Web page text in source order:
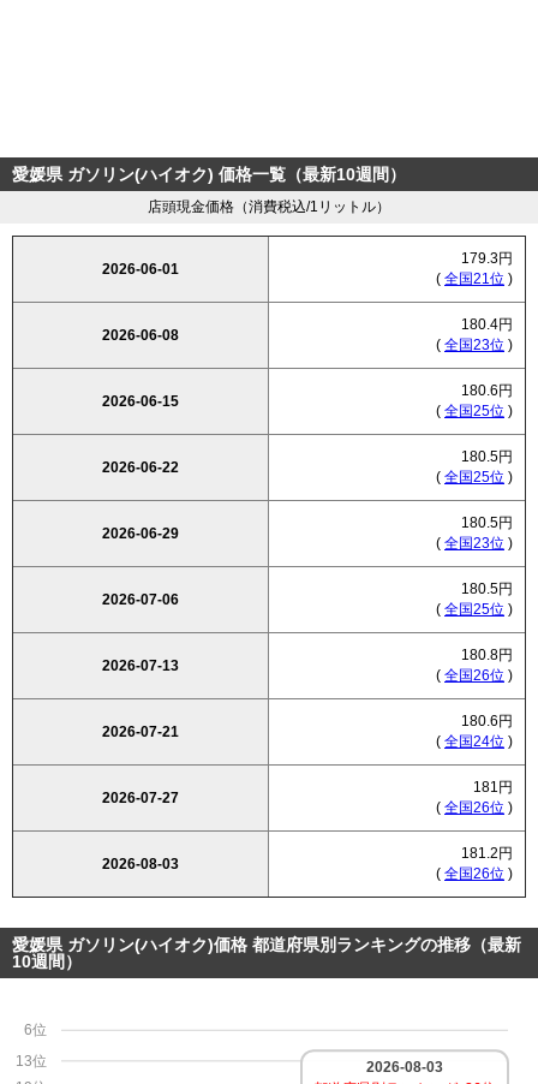
愛媛県 ガソリン(ハイオク) 価格一覧（最新10週間）
店頭現金価格（消費税込/1リットル）
2026-06-01
179.3円
( 全国21位 )
2026-06-08
180.4円
( 全国23位 )
2026-06-15
180.6円
( 全国25位 )
2026-06-22
180.5円
( 全国25位 )
2026-06-29
180.5円
( 全国23位 )
2026-07-06
180.5円
( 全国25位 )
2026-07-13
180.8円
( 全国26位 )
2026-07-21
180.6円
( 全国24位 )
2026-07-27
181円
( 全国26位 )
2026-08-03
181.2円
( 全国26位 )
愛媛県 ガソリン(ハイオク)価格 都道府県別ランキングの推移（最新
10週間）
13位
6位
2026-08-03